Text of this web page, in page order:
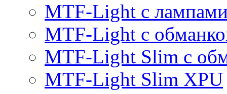
MTF-Light с
MTF-Light с
MTF-Light Slim с
MTF-Light Slim XPU